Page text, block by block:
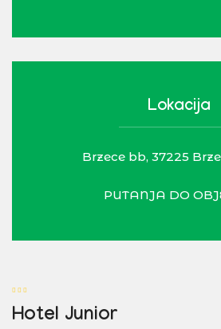
Lokacija
Brzece bb, 37225
PUTANJA DO
Hotel Junior